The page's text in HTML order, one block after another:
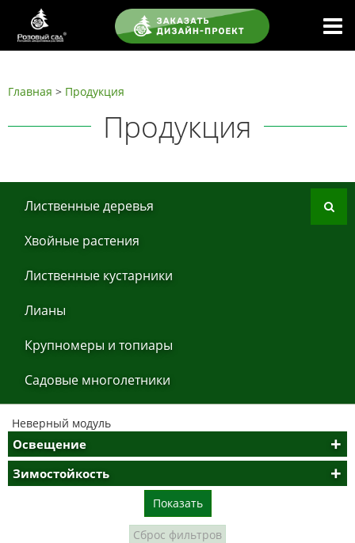
Главная > Продукция
Продукция
Листвeнныe дeрeвья
Хвoйные рaстения
Листвeнныe кустaрники
Лиaны
Крупнoмеры и тoпиaры
Сaдoвые мнoгoлетники
Неверный модуль
Освещение
Зимостойкость
Показать
Сброс фильтров